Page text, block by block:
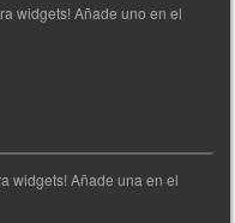
widgets! Añade uno en el
widgets! Añade una en el